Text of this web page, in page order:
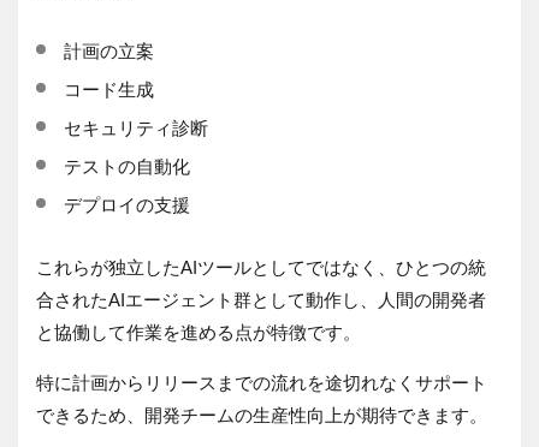
計画の立案
コード生成
セキュリティ診断
テストの自動化
デプロイの支援
これらが独立したAIツールとしてではなく、ひとつの統
合されたAIエージェント群として動作し、人間の開発者
と協働して作業を進める点が特徴です。
特に計画からリリースまでの流れを途切れなくサポート
できるため、開発チームの生産性向上が期待できます。